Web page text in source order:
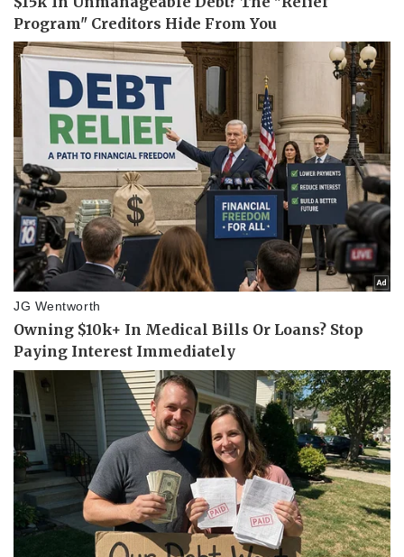
Tư vấn
Săn Tour
check-in
Câu chuyện thời sự
Đọc truyện đêm khuya
Cửa sổ tình yêu
Kể chuyện cho bé
Hạt giống tâm hồn